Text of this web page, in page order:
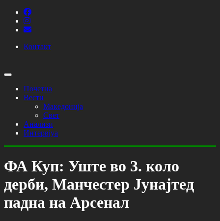
Контакт
Почетна
Вести
Македонија
Свет
Анализи
Интервјуа
ФА Куп: Уште во 3. коло
дерби, Манчестер Јунајтед
падна на Арсенал